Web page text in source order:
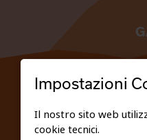
Impostazioni
Il nostro sito web
cookie tecnici.